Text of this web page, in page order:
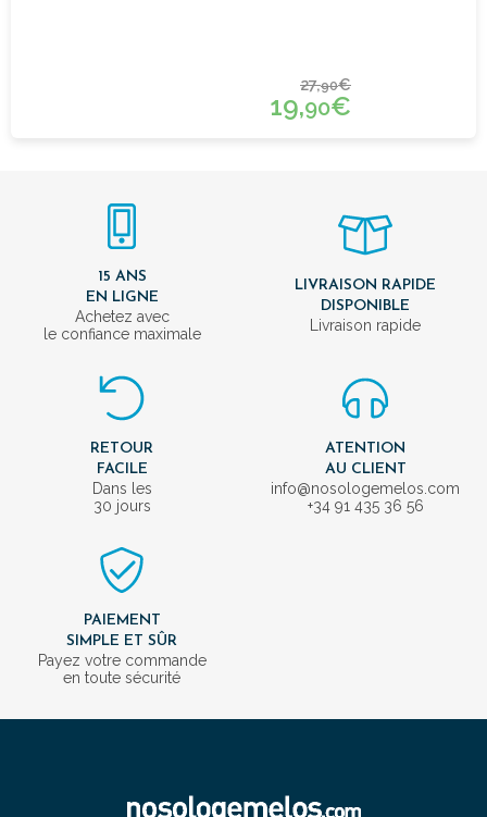
27,90€
19,90€
15 ANS
EN LIGNE
Achetez avec
le confiance maximale
LIVRAISON RAPIDE
DISPONIBLE
Livraison rapide
RETOUR
FACILE
Dans les
30 jours
ATENTION
AU CLIENT
info@nosologemelos.com
+34 91 435 36 56
PAIEMENT
SIMPLE ET SÛR
Payez votre commande
en toute sécurité